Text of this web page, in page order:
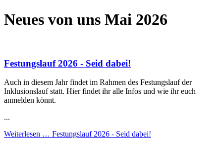
Neues von uns Mai 2026
Festungslauf 2026 - Seid dabei!
Auch in diesem Jahr findet im Rahmen des Festungslauf der
Inklusionslauf statt. Hier findet ihr alle Infos und wie ihr euch
anmelden könnt.
...
Weiterlesen … Festungslauf 2026 - Seid dabei!